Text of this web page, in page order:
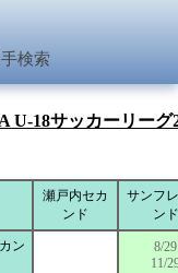
検索
U-18サッカーリーグ
瀬戸内セカ
ンド
サンフ
ンド
ン
8/29
11/